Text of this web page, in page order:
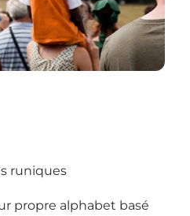
runiques
propre alphabet basé